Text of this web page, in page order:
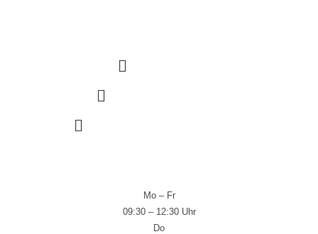
Mo – Fr
09:30 – 12:30 Uhr
Do